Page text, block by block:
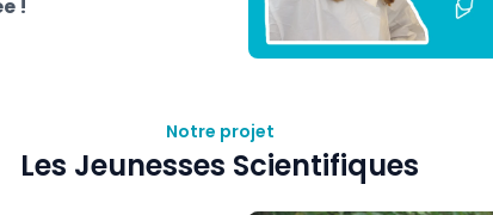
!
Notre projet
Les Jeunesses Scientifiques